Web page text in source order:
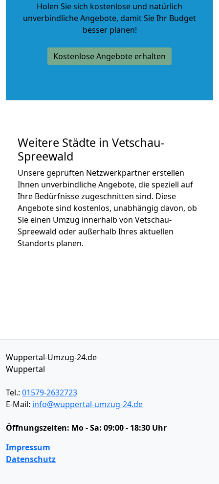
Holen Sie sich kostenlose und natürlich
unverbindliche Angebote, damit Sie Ihr Budget
besser planen!
Kostenlose Angebote erhalten
Weitere Städte in Vetschau-
Spreewald
Unsere geprüften Netzwerkpartner erstellen
Ihnen unverbindliche Angebote, die speziell auf
Ihre Bedürfnisse zugeschnitten sind. Diese
Angebote sind kostenlos, unabhängig davon, ob
Sie einen Umzug innerhalb von Vetschau-
Spreewald oder außerhalb Ihres aktuellen
Standorts planen.
Wuppertal-Umzug-24.de
Wuppertal
Tel.: 01579-2632723
E-Mail: info@wuppertal-umzug-24.de
Öffnungszeiten: Mo - Sa: 09:00 - 18:30 Uhr
Impressum
Datenschutz